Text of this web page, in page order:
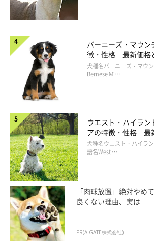
バーニーズ・マウ
徴・性格 最新価格
もち 犬図鑑
犬種名バーニーズ・マウ
Bernese M …
ウエスト・ハイラン
アの特徴・性格 最
ぬのきもち 犬図鑑
犬種名ウエスト・ハイラ
語名West …
「肉球放置」絶対やめ
良くない理由、実は...
PR(AIGATE株式会社)